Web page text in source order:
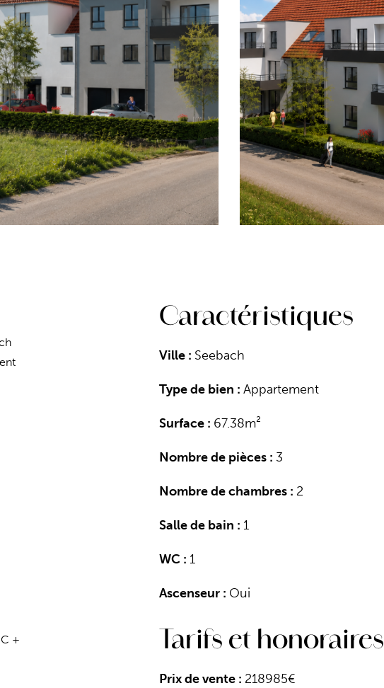
+
Caractéristiques
Ville : Seebach
Type de bien : Appartement
Surface : 67.38m²
Nombre de pièces : 3
Nombre de chambres : 2
Salle de bain : 1
WC : 1
Ascenseur : Oui
Tarifs et honoraires
Prix de vente : 218985€